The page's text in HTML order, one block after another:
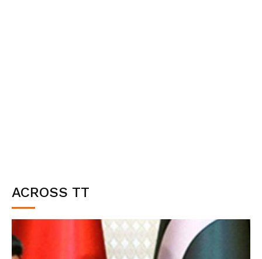
ACROSS TT